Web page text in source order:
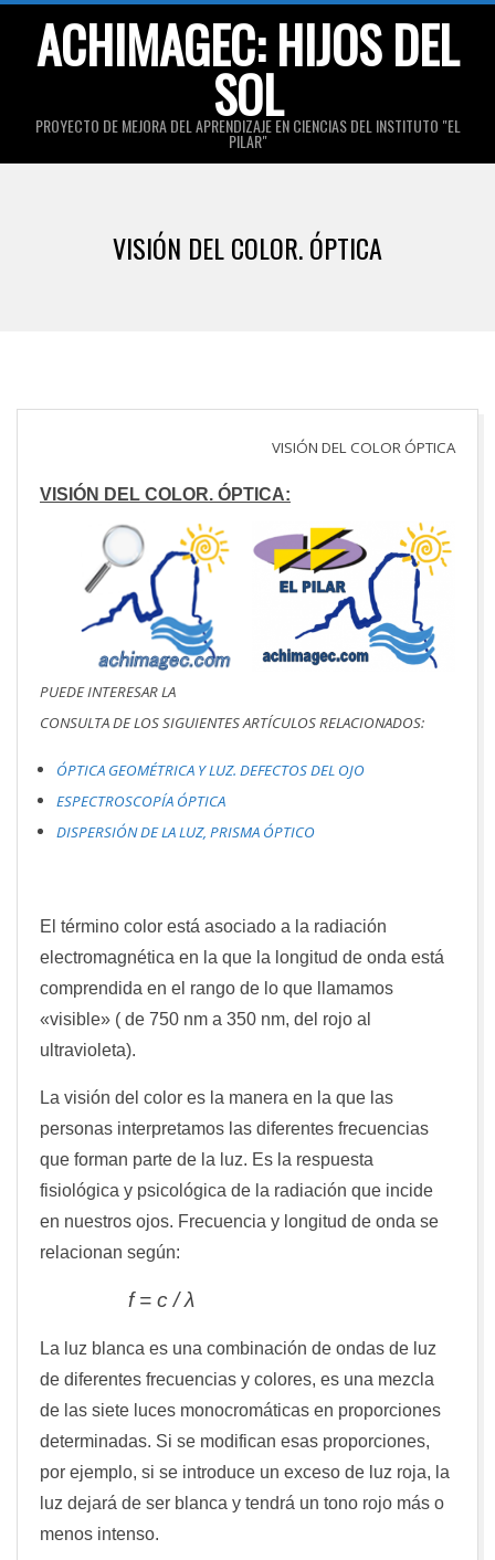
ACHIMAGEC: HIJOS DEL
SOL
PROYECTO DE MEJORA DEL APRENDIZAJE EN CIENCIAS DEL INSTITUTO "EL
PILAR"
VISIÓN DEL COLOR. ÓPTICA
VISIÓN DEL COLOR ÓPTICA
VISIÓN DEL COLOR. ÓPTICA:
PUEDE INTERESAR LA
CONSULTA DE LOS SIGUIENTES ARTÍCULOS RELACIONADOS:
ÓPTICA GEOMÉTRICA Y LUZ. DEFECTOS DEL OJO
ESPECTROSCOPÍA ÓPTICA
DISPERSIÓN DE LA LUZ, PRISMA ÓPTICO
El término color está asociado a la radiación
electromagnética en la que la longitud de onda está
comprendida en el rango de lo que llamamos
«visible» ( de 750 nm a 350 nm, del rojo al
ultravioleta).
La visión del color es la manera en la que las
personas interpretamos las diferentes frecuencias
que forman parte de la luz. Es la respuesta
fisiológica y psicológica de la radiación que incide
en nuestros ojos. Frecuencia y longitud de onda se
relacionan según:
f = c / λ
La luz blanca es una combinación de ondas de luz
de diferentes frecuencias y colores, es una mezcla
de las siete luces monocromáticas en proporciones
determinadas. Si se modifican esas proporciones,
por ejemplo, si se introduce un exceso de luz roja, la
luz dejará de ser blanca y tendrá un tono rojo más o
menos intenso.